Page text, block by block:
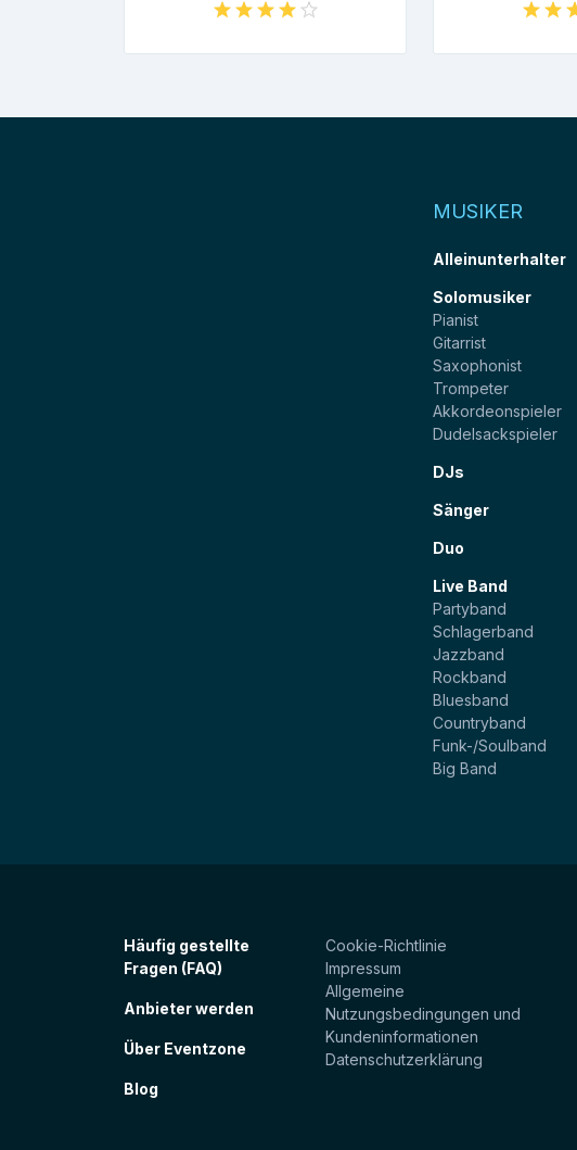
MUSIKER
Alleinunterhalter
Solomusiker
Pianist
Gitarrist
Saxophonist
Trompeter
Akkordeonspieler
Dudelsackspieler
DJs
Sänger
Duo
Live Band
Partyband
Schlagerband
Jazzband
Rockband
Bluesband
Countryband
Funk-/Soulband
Big Band
Häufig gestellte
Fragen (FAQ)
Anbieter werden
Über Eventzone
Blog
Cookie-Richtlinie
Impressum
Allgemeine
Nutzungsbedingungen und
Kundeninformationen
Datenschutzerklärung